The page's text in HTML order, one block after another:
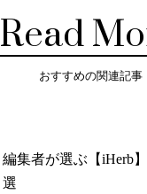
Read
おすすめの関連記事
編集者が選ぶ【iHerb
選